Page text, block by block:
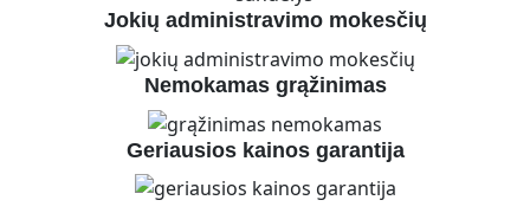
Jokių administravimo mokesčių
Nemokamas grąžinimas
Geriausios kainos garantija